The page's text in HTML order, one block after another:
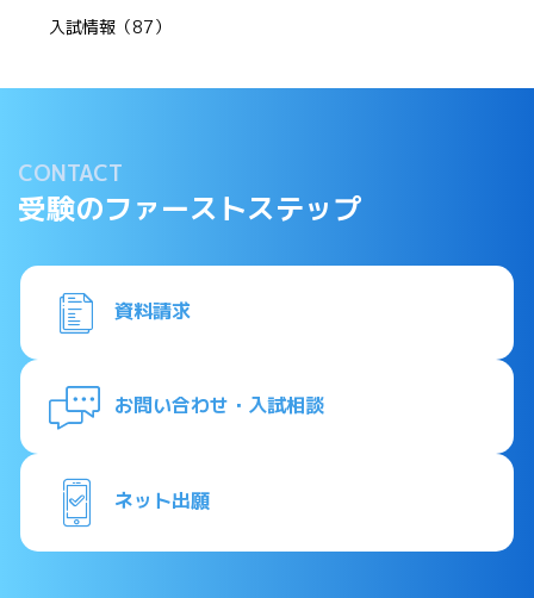
入試情報（87）
CONTACT
受験のファーストステップ
資料請求
お問い合わせ・入試相談
ネット出願